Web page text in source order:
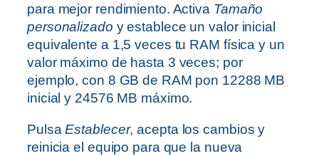
para mejor rendimiento. Activa Tamaño
personalizado y establece un valor inicial
equivalente a 1,5 veces tu RAM física y un
valor máximo de hasta 3 veces; por
ejemplo, con 8 GB de RAM pon 12288 MB
inicial y 24576 MB máximo.
PulsaEstablecer, acepta los cambios y
reinicia el equipo para que la nueva